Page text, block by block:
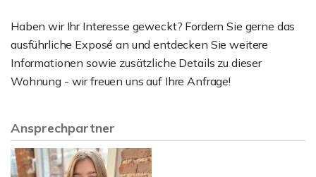
Haben wir Ihr Interesse geweckt? Fordern Sie gerne das
ausführliche Exposé an und entdecken Sie weitere
Informationen sowie zusätzliche Details zu dieser
Wohnung - wir freuen uns auf Ihre Anfrage!
Ansprechpartner